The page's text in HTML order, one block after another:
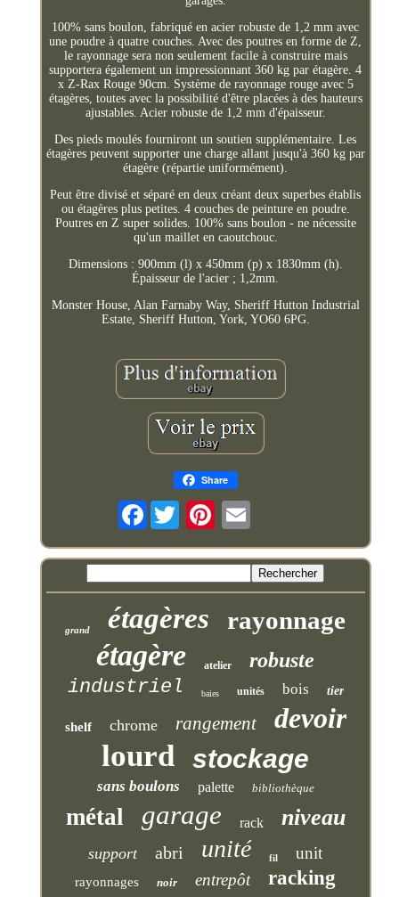
100% sans boulon, fabriqué en acier robuste de 1,2 mm avec
une poudre à quatre couches. Avec des poutres en forme de Z,
le rayonnage sera non seulement facile à construire mais
supportera également un impressionnant 360 kg par étagère. 4
x Z-Rax Rouge 90cm. Système de rayonnage rouge avec 5
étagères, toutes avec la possibilité d'être placées à des hauteurs
ajustables. Acier robuste de 1,2 mm d'épaisseur.
Des pieds moulés fourniront un soutien supplémentaire. Les
étagères peuvent supporter une charge allant jusqu'à 360 kg par
étagère (répartie uniformément).
Peut être divisé et séparé en deux créant deux superbes établis
ou étagères plus petites. 4 couches de peinture en poudre.
Poutres en Z super solides. 100% sans boulon - ne nécessite
qu'un maillet en caoutchouc.
Dimensions : 900mm (l) x 450mm (p) x 1830mm (h).
Épaisseur de l'acier ; 1,2mm.
Monster House, Alan Farnaby Way, Sheriff Hutton Industrial
Estate, Sheriff Hutton, York, YO60 6PG.
Share
Facebook
grand étagères rayonnage
étagère atelier robuste
industriel baies unités bois tier
shelf chrome rangement devoir
lourd stockage
sans boulons palette bibliothèque
métal garage rack niveau
support abri unité fil unit
rayonnages noir entrepôt racking